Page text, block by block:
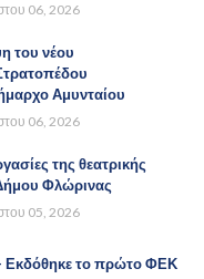
06, 2026
του νέου
Αμυνταίου
06, 2026
της θεατρικής
Φλώρινας
05, 2026
το πρώτο ΦΕΚ